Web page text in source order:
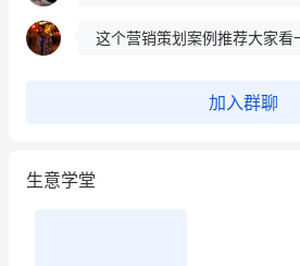
这个营销策划案例推荐大家看
加入群聊
生意学堂